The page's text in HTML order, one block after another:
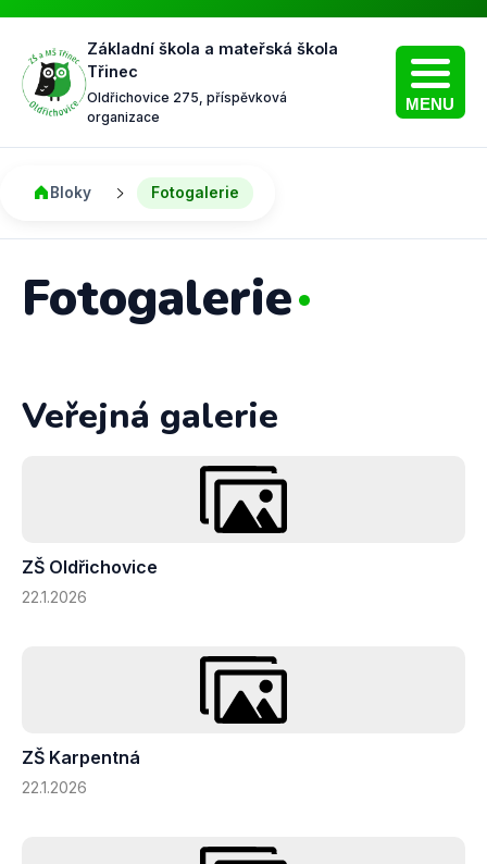
Základní škola a mateřská škola
Třinec
Oldřichovice 275, příspěvková
organizace
MENU
Bloky Fotogalerie
Fotogalerie
Veřejná galerie
ZŠ Oldřichovice
22.1.2026
ZŠ Karpentná
22.1.2026